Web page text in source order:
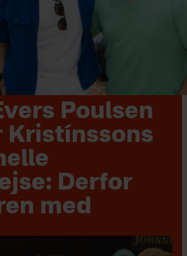
Poulsen
Kristínssons
Derfor
med